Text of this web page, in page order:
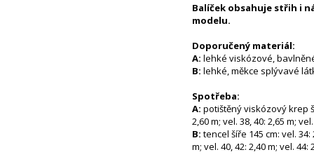
Balíček obsahuje střih i
modelu.
Doporučený materiál:
A: lehké viskózové,
B: lehké, měkce splývavé
Spotřeba:
A: potištěný viskózový krep
2,60 m; vel. 38, 40: 2,65 m;
B: tencel šíře 145 cm: vel. 34:
m; vel. 40, 42: 2,40 m; vel. 44: